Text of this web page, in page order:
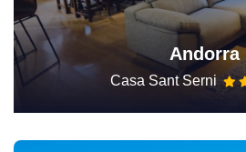
Andorra
Casa Sant Serni